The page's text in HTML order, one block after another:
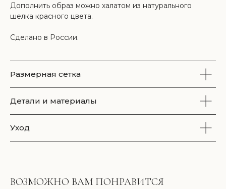
Дополнить образ можно халатом из натурального
шелка красного цвета.
Сделано в России.
Размерная сетка
Детали и материалы
Уход
ВОЗМОЖНО ВАМ ПОНРАВИТСЯ